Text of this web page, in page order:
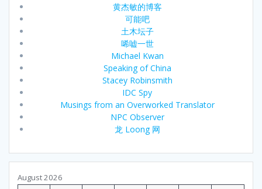
黄杰敏的博客
可能吧
土木坛子
唏嘘一世
Michael Kwan
Speaking of China
Stacey Robinsmith
IDC Spy
Musings from an Overworked Translator
NPC Observer
龙 Loong 网
August 2026